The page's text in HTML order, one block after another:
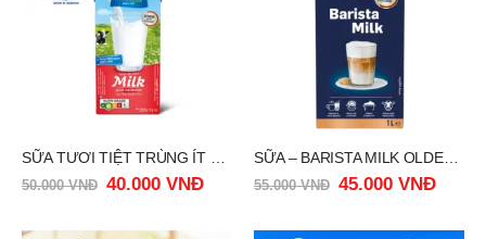
50.000VNĐ 40.000 VNĐ
SỮA – BARISTA MILK OLDENBURGER 1LIT
55.000VNĐ 45.000 VNĐ